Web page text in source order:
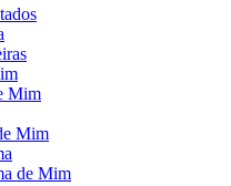
Mim
Mim
de Mim